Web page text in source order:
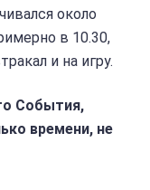
около
в 10.30,
и на игру.
События,
времени, не